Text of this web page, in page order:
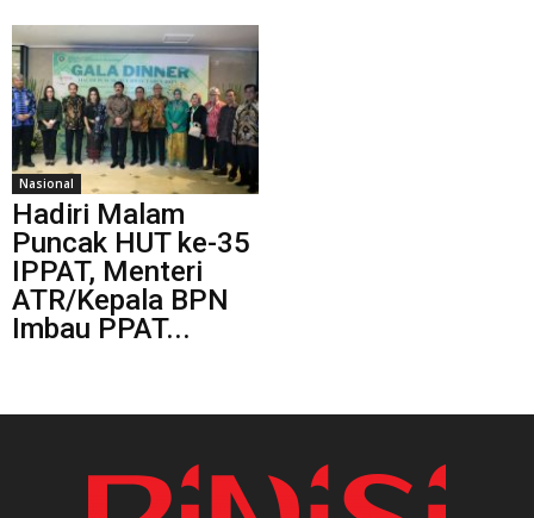
Nasional
Hadiri Malam
Puncak HUT ke-35
IPPAT, Menteri
ATR/Kepala BPN
Imbau PPAT...